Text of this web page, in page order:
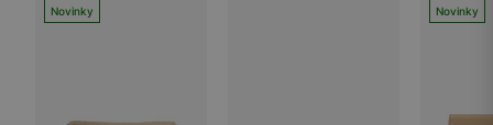
Novinky Novinky